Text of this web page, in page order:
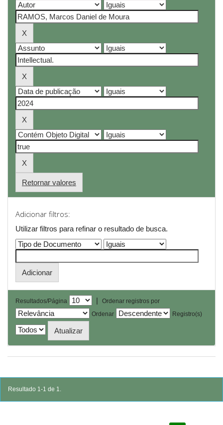
Retornar valores
Adicionar filtros:
Utilizar filtros para refinar o resultado de busca.
Resultados/Página |
Ordenar registros por
Ordenar
Registro(s)
Resultado 1-1 de 1.